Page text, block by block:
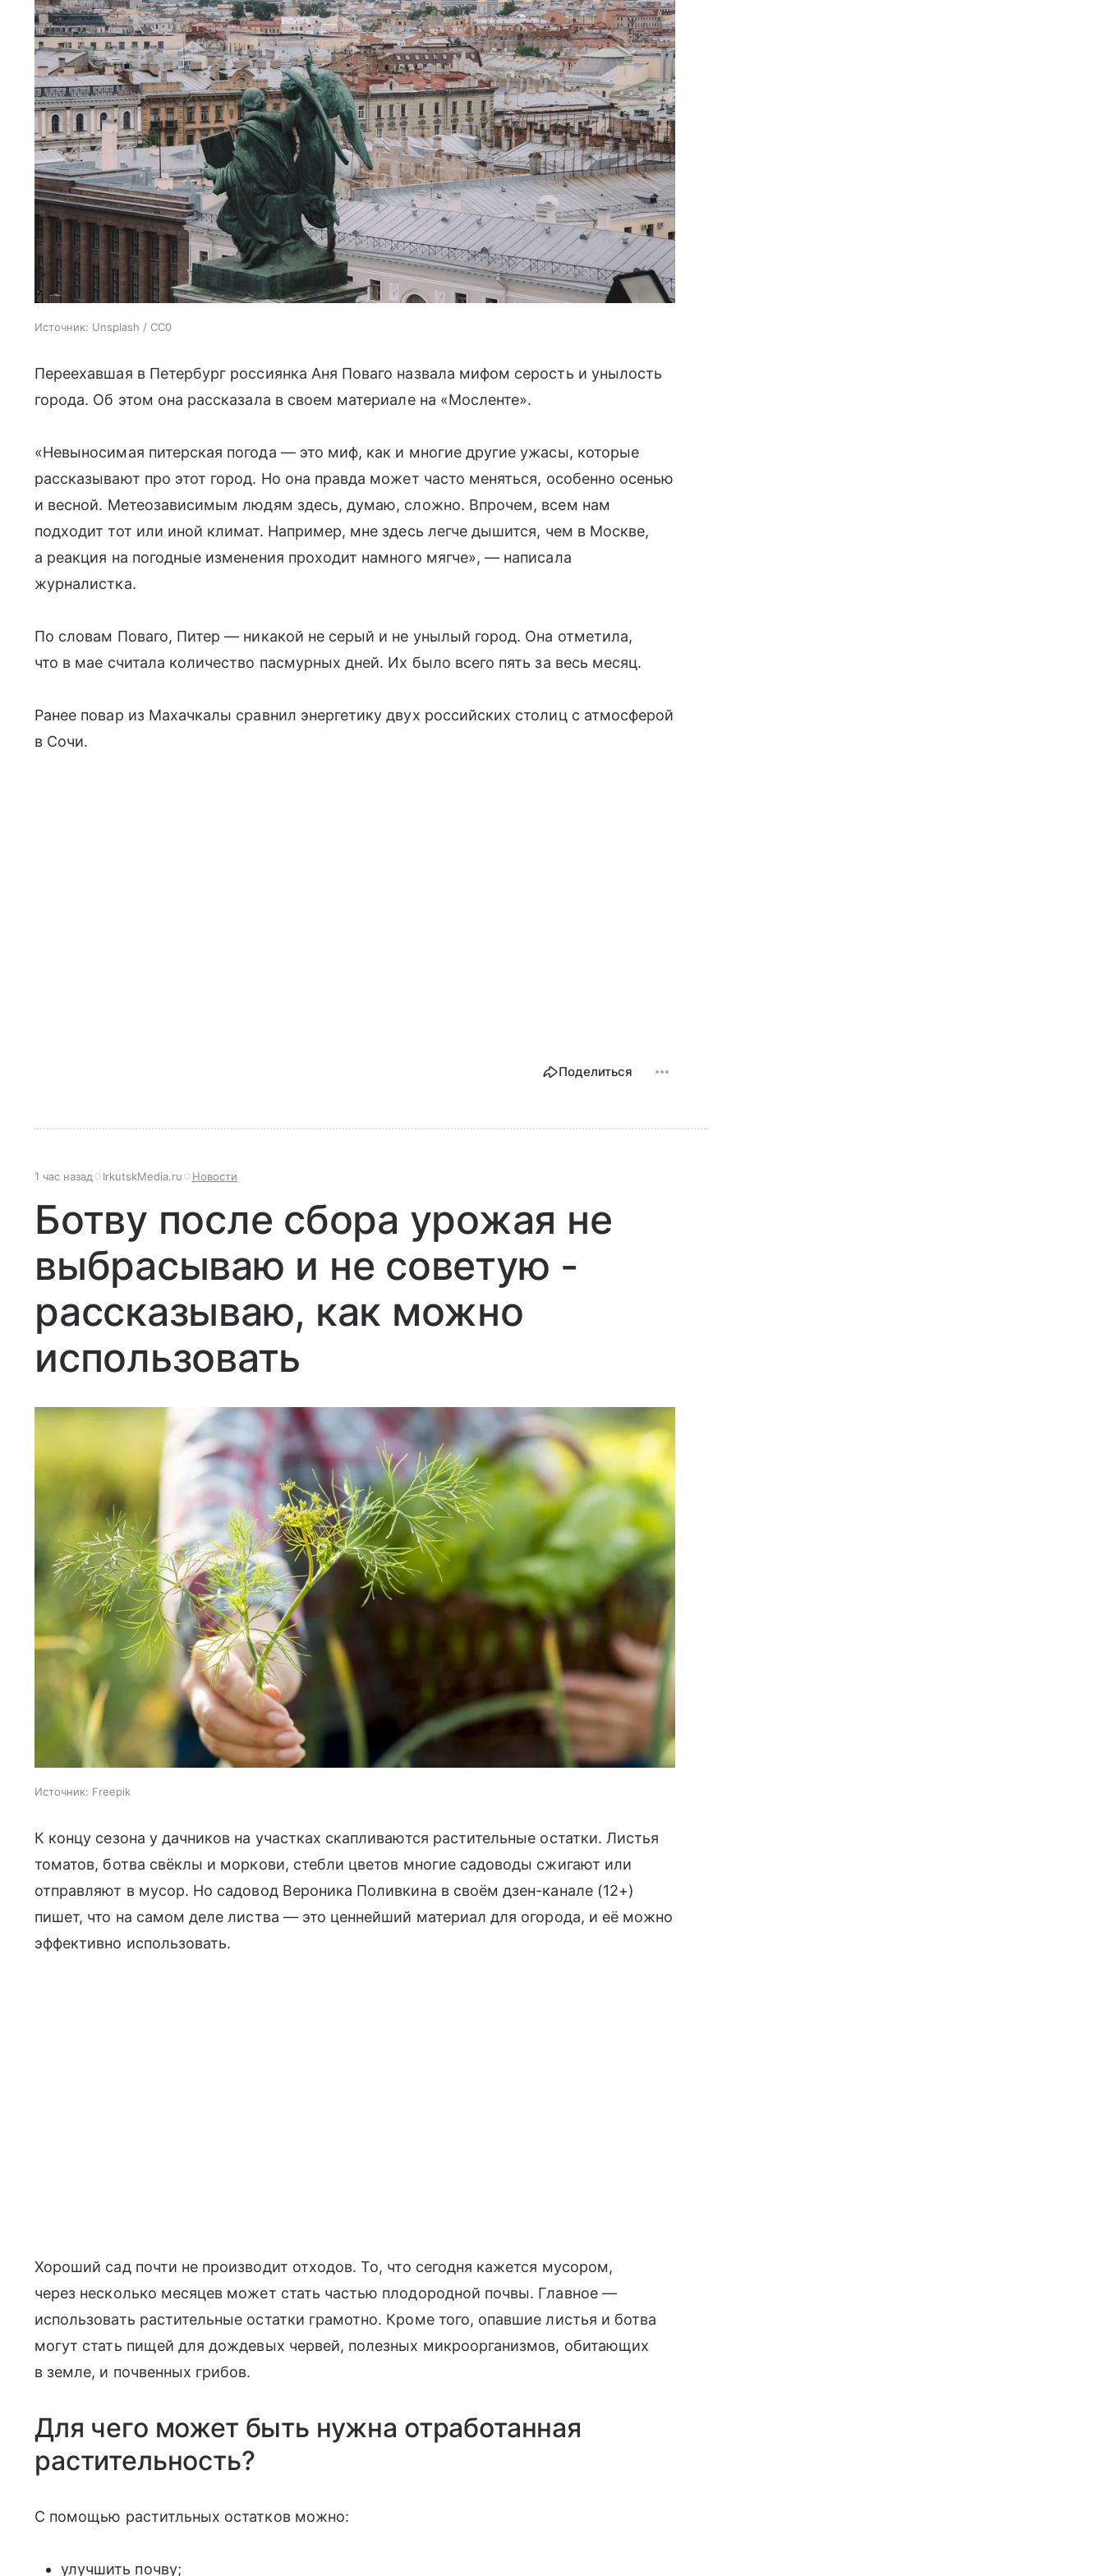
Источник: Unsplash / CC0
Переехавшая в Петербург россиянка Аня Поваго назвала мифом серость и унылость
города. Об этом она рассказала в своем материале на «Мосленте».
«Невыносимая питерская погода — это миф, как и многие другие ужасы, которые
рассказывают про этот город. Но она правда может часто меняться, особенно осенью
и весной. Метеозависимым людям здесь, думаю, сложно. Впрочем, всем нам
подходит тот или иной климат. Например, мне здесь легче дышится, чем в Москве,
а реакция на погодные изменения проходит намного мягче», — написала
журналистка.
По словам Поваго, Питер — никакой не серый и не унылый город. Она отметила,
что в мае считала количество пасмурных дней. Их было всего пять за весь месяц.
Ранее повар из Махачкалы сравнил энергетику двух российских столиц с атмосферой
в Сочи.
Поделиться
1 час назад IrkutskMedia.ru Новости
Ботву после сбора урожая не
выбрасываю и не советую -
рассказываю, как можно
использовать
Источник: Freepik
К концу сезона у дачников на участках скапливаются растительные остатки. Листья
томатов, ботва свёклы и моркови, стебли цветов многие садоводы сжигают или
отправляют в мусор. Но садовод Вероника Поливкина в своём дзен-канале (12+)
пишет, что на самом деле листва — это ценнейший материал для огорода, и её можно
эффективно использовать.
Хороший сад почти не производит отходов. То, что сегодня кажется мусором,
через несколько месяцев может стать частью плодородной почвы. Главное —
использовать растительные остатки грамотно. Кроме того, опавшие листья и ботва
могут стать пищей для дождевых червей, полезных микроорганизмов, обитающих
в земле, и почвенных грибов.
Для чего может быть нужна отработанная
растительность?
С помощью раститльных остатков можно:
улучшить почву;